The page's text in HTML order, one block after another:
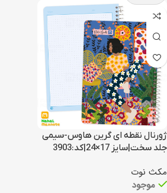
ژورنال نقطه ای گرین هاوس-سیمی
جلد سخت|سایز 17×24|کد:3903
مکث نوت
موجود